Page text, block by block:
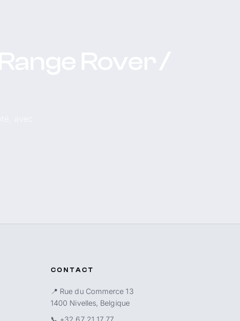
CONTACT
📍 Rue du Commerce 13
1400 Nivelles, Belgique